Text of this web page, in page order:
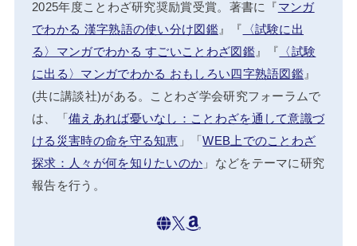
2025年度ことわざ研究奨励賞受賞。著書に『マンガ
でわかる 漢字熟語の使い分け図鑑』『 〈試験に出
る〉マンガでわかる すごいことわざ図鑑』『 〈試験
に出る〉マンガでわかる おもしろい四字熟語図鑑』
(共に講談社)がある。ことわざ学会研究フォーラムで
は、「備えあれば憂いなし：ことわざを通して意識づ
ける災害時の命を守る知恵 」「WEB上でのことわざ
探求：人々が何を知りたいのか 」などをテーマに研究
報告を行う。